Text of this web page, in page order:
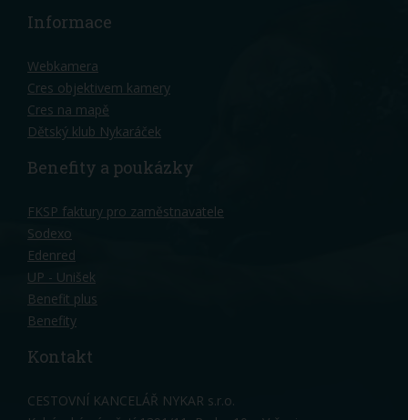
Informace
Webkamera
Cres objektivem kamery
Cres na mapě
Dětský klub Nykaráček
Benefity a poukázky
FKSP faktury pro zaměstnavatele
Sodexo
Edenred
UP - Unišek
Benefit plus
Benefity
Kontakt
CESTOVNÍ KANCELÁŘ NYKAR s.r.o.